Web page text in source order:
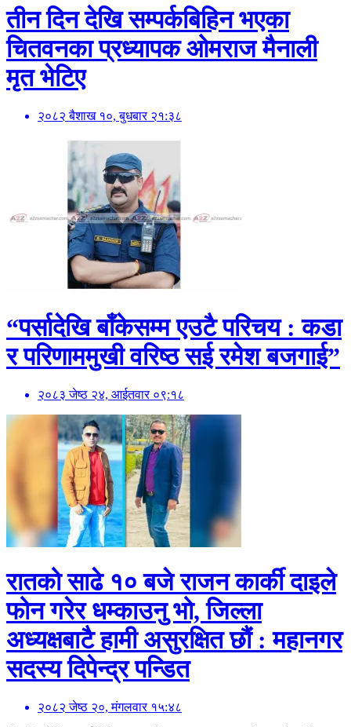
तीन दिन देखि सम्पर्कबिहिन भएका
चितवनका प्रध्यापक ओमराज मैनाली
मृत भेटिए
२०८२ बैशाख १०, बुधबार २१:३८
“पर्सादेखि बाँकेसम्म एउटै परिचय : कडा
र परिणाममुखी वरिष्ठ सई रमेश बजगाई”
२०८३ जेष्ठ २४, आईतवार ०९:१८
रातको साढे १० बजे राजन कार्की दाइले
फोन गरेर धम्काउनु भो, जिल्ला
अध्यक्षबाटै हामी असुरक्षित छौं : महानगर
सदस्य दिपेन्द्र पन्डित
२०८२ जेष्ठ २०, मंगलवार १५:४८